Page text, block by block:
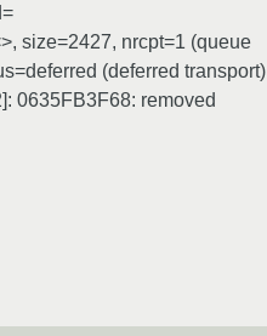
size=2427, nrcpt=1 (queue
(deferred transport)
0635FB3F68: removed